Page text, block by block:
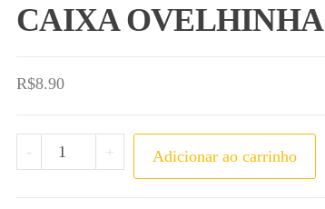
CAIXA OVELHINHA
R$8.90
- + Adicionar ao carrinho